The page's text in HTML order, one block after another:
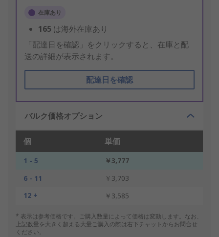
在庫あり
165 は海外在庫あり
「配達日を確認」をクリックすると、在庫と配
送の詳細が表示されます。
配達日を確認
バルク価格オプション
個 単価
1 - 5
￥3,777
6 - 11
￥3,703
12 +
￥3,585
* 表示は参考価格です。ご購入数量によって価格は変動します。なお、
上記数量を大きく超える大量ご購入の際は右下チャットからお問合せ
ください。